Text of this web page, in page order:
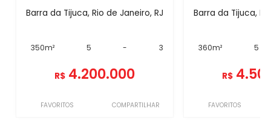
Barra da Tijuca, Rio de Janeiro, RJ
350m² 5 - 3
R$ 4.200.000
FAVORITOS COMPARTILHAR
Barra da Tijuca,
360m² 5
R$
FAVORITOS